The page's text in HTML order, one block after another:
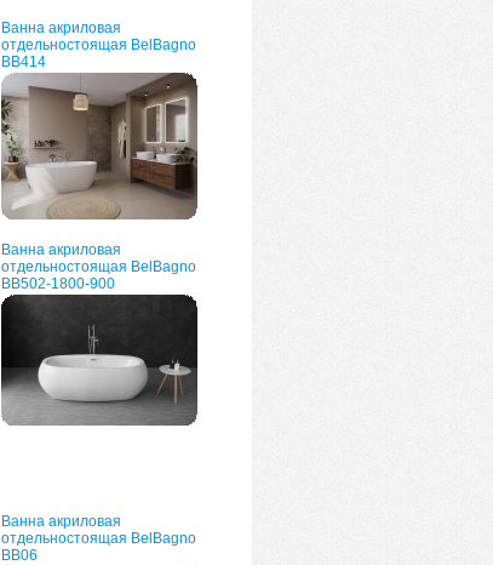
Ванна акриловая
отдельностоящая BelBagno
ВВ414
Ванна акриловая
отдельностоящая BelBagno
BB502-1800-900
Ванна акриловая
отдельностоящая BelBagno
BB06